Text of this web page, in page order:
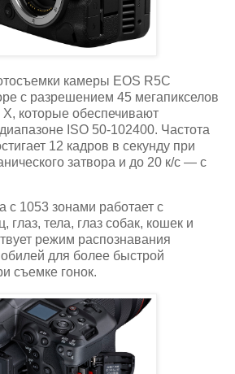
камеры EOS R5C
с разрешением 45 мегапикселов
которые обеспечивают
ISO 50-102400. Частота
12 кадров в секунду при
затвора и до 20 к/с — с
с 1053 зонами работает с
глаз, тела, глаз собак, кошек и
режим распознавания
для более быстрой
съемке гонок.